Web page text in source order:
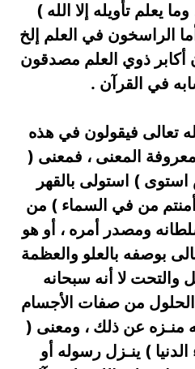
وما يعلم تأويله إلا الله )
الراسخون في العلم إلخ
أكابر ذوي العلم مصدقون
في القرآن .
تعالى فيقولون في هذه
معروفة المعنى ، فمعنى (
) استولى بالقهر
من في السماء ) من
ومصدر أمره ، أو هو
بوصفه بالعلو والعظمة
والتحت لا أنه سبحانه
الحلول من صفات الأجسام
منـزه عن ذلك ، ومعنى (
) ينـزل رسوله أو